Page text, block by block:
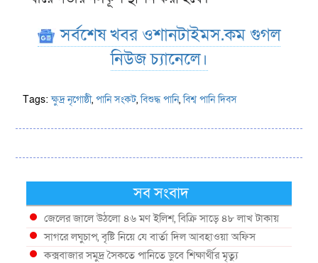
সর্বশেষ খবর ওশানটাইমস.কম গুগল
নিউজ চ্যানেলে।
Tags:ক্ষুদ্র নৃগোষ্ঠী,পানি সংকট,বিশুদ্ধ পানি,বিশ্ব পানি দিবস
সব সংবাদ
জেলের জালে উঠলো ৪৬ মণ ইলিশ, বিক্রি সাড়ে ৪৮ লাখ টাকায়
সাগরে লঘুচাপ, বৃষ্টি নিয়ে যে বার্তা দিল আবহাওয়া অফিস
কক্সবাজার সমুদ্র সৈকতে পানিতে ডুবে শিক্ষার্থীর মৃত্যু